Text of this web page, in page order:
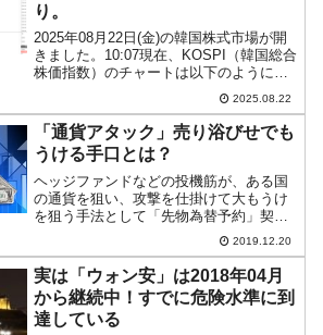
り。
2025年08月22日(金)の韓国株式市場が開
きました。10:07現在、KOSPI（韓国総合
株価指数）のチャートは以下のようにな
『Investing.com』より引用）。上げて始
まりましたが、ローソク足の実体部分は
ほと...
2025.08.22
「通貨アタック」売り浴びせでも
うける手口とは？
ヘッジファンドなどの投機筋が、ある国
の通貨を狙い、攻撃を仕掛けて大もうけ
を狙う手法として「先物為替予約」契約
の利用があります。「先物為替予約」を
行って売り浴びせる仮にK国という国が
あり、その通貨「ヲン」が狙われたとし
ます。狙いをつけたヘッジ...
2019.12.20
実は「ウォン安」は2018年04月
から継続中！すでに危険水準に到
達している